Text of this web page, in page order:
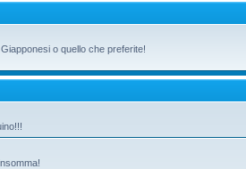
o quello che preferite!